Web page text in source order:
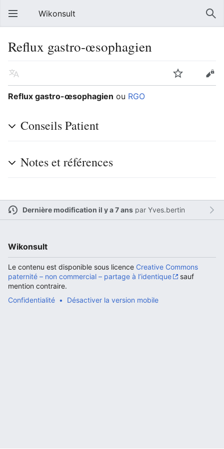
Ouvrir le menu principal
Wikonsult
Reflux gastro-œsophagien
Reflux gastro-œsophagien ou RGO
Conseils Patient
Notes et références
Dernière modification il y a 7 anspar Yves.bertin
Wikonsult
Le contenu est disponible sous licence Creative Commons
paternité – non commercial – partage à l’identique
sauf
mention contraire.
Confidentialité
Désactiver la version mobile